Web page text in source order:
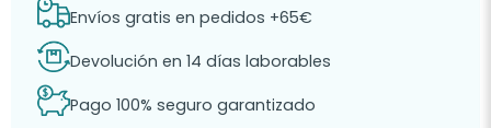
Envíos gratis en pedidos +65€
Devolución en 14 días laborables
Pago 100% seguro garantizado